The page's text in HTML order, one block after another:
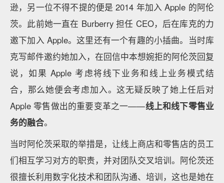
逊，另一位不得不提的便是 2014 年加入 Apple 的阿伦
茨。此前她一直在 Burberry 担任 CEO，后在库克的力
邀下加入 Apple。这里还有一个有趣的小插曲。当时库
克写邮件邀约她加入，在回信中本想婉拒的阿伦茨回复
说，如果 Apple 考虑将线下业务和线上业务模式结
合，那么她便会考虑加入。这无疑反映了她上任后对
Apple 零售做出的重要变革之一——线上和线下零售业
务的融合。
当时阿伦茨采取的举措是，让线上商店和零售店的员工
们相互学习对方的职责，并对团队交叉培训。阿伦茨还
很擅长利用数字化技术和团队沟通、培训，这也是她在